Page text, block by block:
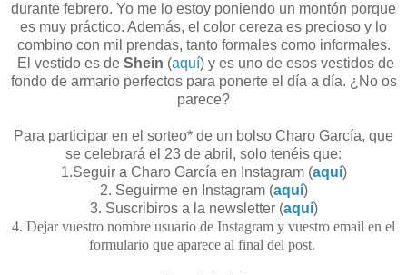
durante febrero. Yo me lo estoy poniendo un montón porque
es muy práctico. Además, el color cereza es precioso y lo
combino con mil prendas, tanto formales como informales.
El vestido es de Shein (aquí) y es uno de esos vestidos de
fondo de armario perfectos para ponerte el día a día. ¿No os
parece?
Para participar en el sorteo* de un bolso Charo García, que
se celebrará el 23 de abril, solo tenéis que:
1.Seguir a Charo García en Instagram (aquí)
2. Seguirme en Instagram (aquí)
3. Suscribiros a la newsletter (aquí)
4. Dejar vuestro nombre usuario de Instagram y vuestro email en el
formulario que aparece al final del post.